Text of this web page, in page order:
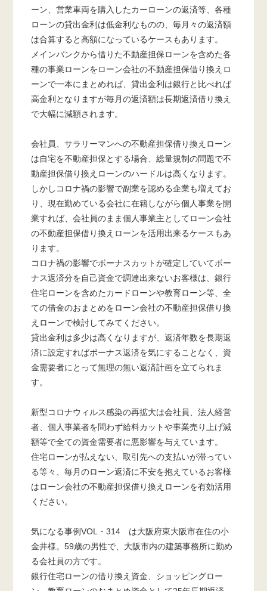
ーン、営業車両を購入したカーローンの返済等、各種
ローンの貸出金利は低金利なものの、毎月々の返済額
は合算すると高額になっているケースもあります。
メインバンクから借りた不動産担保ローンを含めた各
種の事業ローンをローン会社の不動産担保借り換えロ
ーンで一本にまとめれば、貸出金利は銀行と比べれば
高金利となりますが毎月の返済額は長期返済借り換え
で大幅に減額されます。
会社員、サラリーマンへの不動産担保借り換えローン
は自宅を不動産担保とする場合、総量規制の問題で不
動産担保借り換えローンのハードルは高くなります。
しかしコロナ禍の影響で副業を認める企業も増えてお
り、現在勤めている会社に在籍しながら個人事業を開
業すれば、会社員のまま個人事業主としてローン会社
の不動産担保借り換えローンを活用出来るケースもあ
ります。
コロナ禍の影響でボーナスカットが確定していてボー
ナス返済分を自己資金で調達出来ないお客様は、銀行
住宅ローンを含めたカードローンや教育ローン等、全
ての借金のおまとめをローン会社の不動産担保借り換
えローンで検討してみてください。
貸出金利は多少は高くなりますが、返済年数を長期返
済に設定すればボーナス返済を気にすることなく、資
金需要者にとって無理の無い返済計画を立てられま
す。
新型コロナウィルス感染の再拡大は会社員、法人経営
者、個人事業者を問わず給料カットや事業売り上げ減
額等で全ての資金需要者に悪影響を与えています。
住宅ローンが払えない、取引先への支払いが滞ってい
る等々、毎月のローン返済に不安を抱えているお客様
はローン会社の不動産担保借り換えローンを有効活用
ください。
気になる事例VOL・314 は大阪府東大阪市在住の小
金井様。59歳の男性で、大阪市内の建築事務所に勤め
る会社員の方です。
銀行住宅ローンの借り換え資金、ショッピングロー